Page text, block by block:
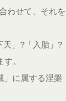
わせて、それを
天」?「入胎」?
。
」に属する涅槃